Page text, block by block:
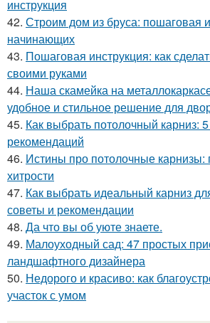
инструкция
42. Строим дом из бруса: пошаговая
начинающих
43. Пошаговая инструкция: как
своими руками
44. Наша скамейка на
удобное и стильное решение для
45. Как выбрать потолочный карниз:
рекомендаций
46. Истины про потолочные карнизы:
хитрости
47. Как выбрать идеальный карниз
советы и рекомендации
48. Да что вы об уюте знаете.
49. Малоуходный сад: 47 простых
ландшафтного дизайнера
50. Недорого и красиво: как
участок с умом